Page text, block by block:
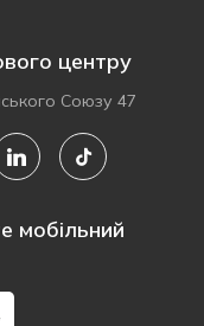
центру
Союзу 47
мобільний